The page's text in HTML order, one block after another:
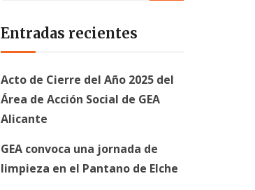
Entradas recientes
Acto de Cierre del Año 2025 del
Área de Acción Social de GEA
Alicante
GEA convoca una jornada de
limpieza en el Pantano de Elche